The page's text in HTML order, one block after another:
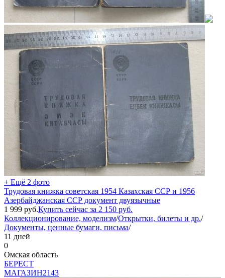
+ Ещё 2 фото
Трудовая книжка советская 1954 Казахская ССР и 1956
Азербайджанская ССР документ двуязычные
1 999 руб.Купить сейчас за 2 150 руб.
Коллекционирование, моделизм/Открытки, билеты и др./
Документы, ценные бумаги, письма/
11 дней
0
Омская область
БEPECT
МАГАЗИН2143